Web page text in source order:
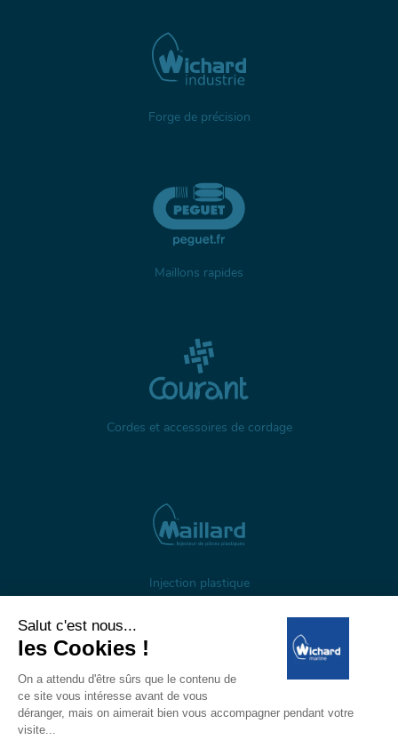
Forge de précision
Maillons rapides
Cordes et accessoires de cordage
Injection plastique
À propos Gestion des cookies
Mentions légales
Données personnelles